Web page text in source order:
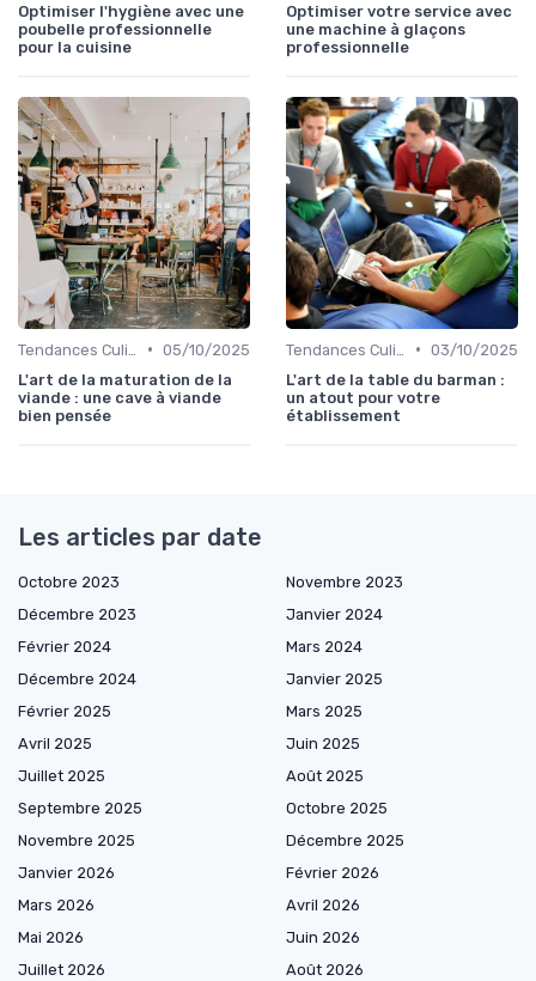
Optimiser l'hygiène avec une
poubelle professionnelle
pour la cuisine
Optimiser votre service avec
une machine à glaçons
professionnelle
• 05/10/2025
L'art de la maturation de la
viande : une cave à viande
bien pensée
• 03/10/2025
L'art de la table du barman :
un atout pour votre
établissement
Les articles par date
Octobre 2023
Novembre 2023
Décembre 2023
Janvier 2024
Février 2024
Mars 2024
Décembre 2024
Janvier 2025
Février 2025
Mars 2025
Avril 2025
Juin 2025
Juillet 2025
Août 2025
Septembre 2025
Octobre 2025
Novembre 2025
Décembre 2025
Janvier 2026
Février 2026
Mars 2026
Avril 2026
Mai 2026
Juin 2026
Juillet 2026
Août 2026